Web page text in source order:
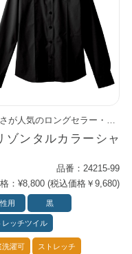
万能さが人気のロングセラー・シャツ。 ホリゾンタルとは「水平線」を意味し、着用した時に衿先が水平に見えるのが特徴です。 タイドアップは当然のこと、第一ボタンを開ければオープンカラー気味にきれいなカーブを描きます。 上品な光沢がさりげなくプロフェッショナルな佇まいを印象付け、カジュアルにもフォーマルにも、多彩なシーンで活躍します。 万能ポイント： ・透けにくい ・汗を吸いやすく乾きやすい ・ストレッチが効いて動きやすい ・通気性がよく快適な肌ざわり ・紫外線をガードする ・シワになりにくい
ゾンタルカラーシャ
品番：24215-99
：¥8,800 (税込価格￥9,680)
用 黒
レッチツイル
洗濯可 ストレッチ